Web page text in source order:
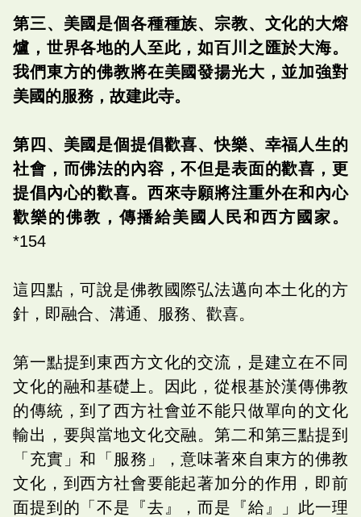
第三、美國是個各種種族、宗教、文化的大熔
爐，世界各地的人至此，如百川之匯於大海。
我們東方的佛教將在美國發揚光大，並加強對
美國的服務，故建此寺。
第四、美國是個提倡歡喜、快樂、幸福人生的
社會，而佛法的內容，不但是表面的歡喜，更
提倡內心的歡喜。西來寺願將注重外在和內心
歡樂的佛教，傳播給美國人民和西方國家。
*154
這四點，可說是佛教國際弘法邁向本土化的方
針，即融合、溝通、服務、歡喜。
第一點提到東西方文化的交流，是建立在不同
文化的融和基礎上。因此，從根基於漢傳佛教
的傳統，到了西方社會並不能只做單向的文化
輸出，要與當地文化交融。第二和第三點提到
「充實」和「服務」，意味著來自東方的佛教
文化，到西方社會要能起著加分的作用，即前
面提到的「不是『去』，而是『給』」此一理